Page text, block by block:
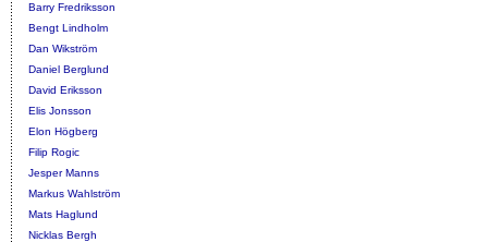
Barry Fredriksson
Bengt Lindholm
Dan Wikström
Daniel Berglund
David Eriksson
Elis Jonsson
Elon Högberg
Filip Rogic
Jesper Manns
Markus Wahlström
Mats Haglund
Nicklas Bergh